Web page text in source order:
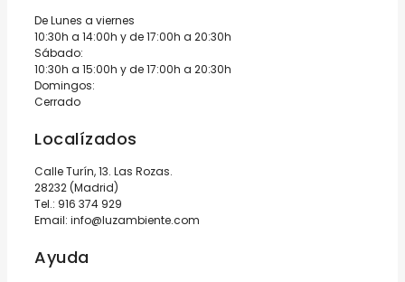
De Lunes a viernes
10:30h a 14:00h y de 17:00h a 20:30h
Sábado:
10:30h a 15:00h y de 17:00h a 20:30h
Domingos:
Cerrado
Localízados
Calle Turín, 13. Las Rozas.
28232 (Madrid)
Tel.: 916 374 929
Email: info@luzambiente.com
Ayuda